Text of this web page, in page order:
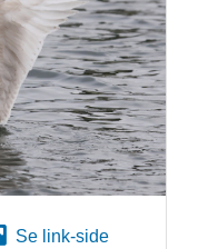
Se link-side